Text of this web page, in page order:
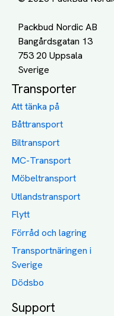
Packbud Nordic AB
Bangårdsgatan 13
753 20 Uppsala
Transporter
Att tänka på
Båttransport
Biltransport
MC-Transport
Möbeltransport
Utlandstransport
Flytt
Förråd och lagring
Transportnäringen i
Sverige
Dödsbo
Support